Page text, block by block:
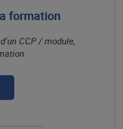
formation
CCP / module,